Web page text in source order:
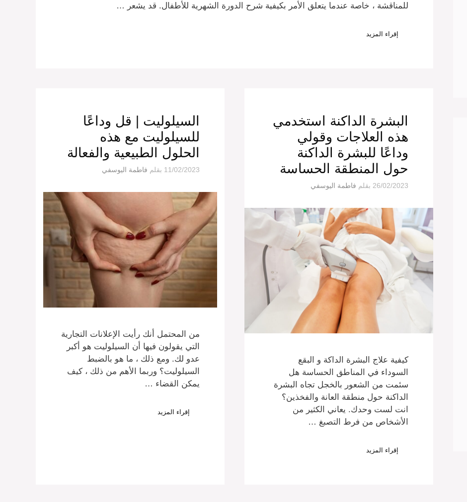
للمناقشة ، خاصة عندما يتعلق الأمر بكيفية شرح الدورة الشهرية للأطفال. قد يشعر …
إقراء المزيد
البشرة الداكنة استخدمي
هذه العلاجات وقولي
وداعًا للبشرة الداكنة
حول المنطقة الحساسة
26/02/2023 بقلم فاطمة اليوسفي
كيفية علاج البشرة الداكة و البقع
السوداء في المناطق الحساسة هل
سئمت من الشعور بالخجل تجاه البشرة
الداكنة حول منطقة العانة والفخذين؟
انت لست وحدك. يعاني الكثير من
الأشخاص من فرط التصبغ …
إقراء المزيد
السيلوليت | قل وداعًا
للسيلوليت مع هذه
الحلول الطبيعية والفعالة
11/02/2023 بقلم فاطمة اليوسفي
من المحتمل أنك رأيت الإعلانات التجارية
التي يقولون فيها أن السيلوليت هو أكبر
عدو لك. ومع ذلك ، ما هو بالضبط
السيلوليت؟ وربما الأهم من ذلك ، كيف
يمكن القضاء …
إقراء المزيد